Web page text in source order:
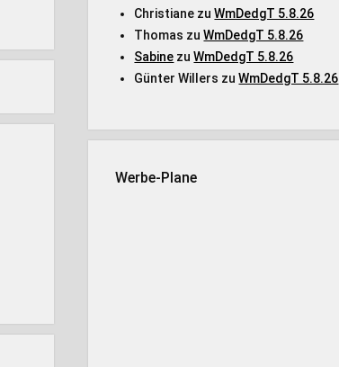
Christiane zuWmDedgT 5.8.26
Thomas zuWmDedgT 5.8.26
Sabine zuWmDedgT 5.8.26
Günter Willers zuWmDedgT 5.8.26
Werbe-Plane